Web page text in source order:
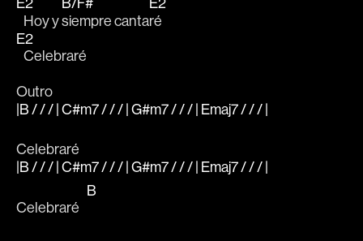
E2
   Hoy y
B/F#
siempre canta
E2
ré
E2
   Celebraré
Outro
|B / / / | C#m7 / / / | G#m7 / / / | Emaj7 / / / |
Celebraré
|B / / / | C#m7 / / / | G#m7 / / / | Emaj7 / / / |
Celebraré
B